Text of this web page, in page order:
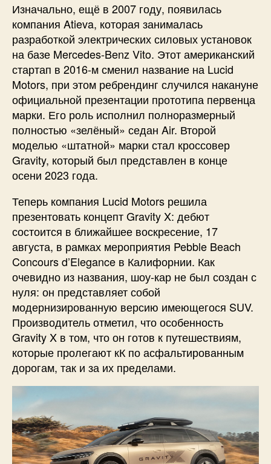
Изначально, ещё в 2007 году, появилась
компания Atieva, которая занималась
разработкой электрических силовых установок
на базе Mercedes-Benz Vito. Этот американский
стартап в 2016-м сменил название на Lucid
Motors, при этом ребрендинг случился накануне
официальной презентации прототипа первенца
марки. Его роль исполнил полноразмерный
полностью «зелёный» седан Air. Второй
моделью «штатной» марки стал кроссовер
Gravity, который был представлен в конце
осени 2023 года.
Теперь компания Lucid Motors решила
презентовать концепт Gravity X: дебют
состоится в ближайшее воскресение, 17
августа, в рамках мероприятия Pebble Beach
Concours d’Elegance в Калифорнии. Как
очевидно из названия, шоу-кар не был создан с
нуля: он представляет собой
модернизированную версию имеющегося SUV.
Производитель отметил, что особенность
Gravity X в том, что он готов к путешествиям,
которые пролегают кК по асфальтированным
дорогам, так и за их пределами.